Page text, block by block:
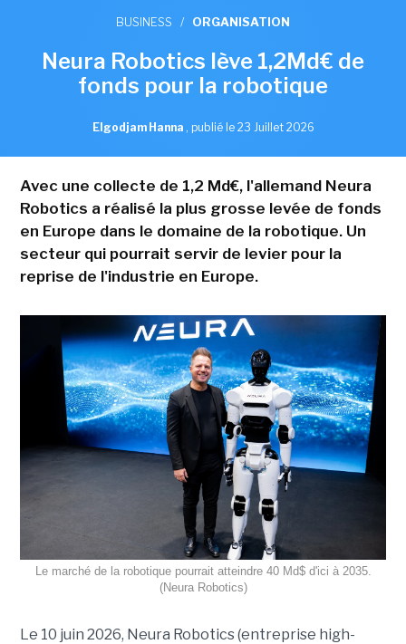
BUSINESS / ORGANISATION
Neura Robotics lève 1,2Md€ de
fonds pour la robotique
Elgodjam Hanna , publié le 23 Juillet 2026
Avec une collecte de 1,2 Md€, l'allemand Neura
Robotics a réalisé la plus grosse levée de fonds
en Europe dans le domaine de la robotique. Un
secteur qui pourrait servir de levier pour la
reprise de l'industrie en Europe.
Le marché de la robotique pourrait atteindre 40 Md$ d'ici à 2035.
(Neura Robotics)
Le 10 juin 2026, Neura Robotics (entreprise high-